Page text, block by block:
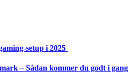
setup i 2025
– Sådan kommer du godt i gang